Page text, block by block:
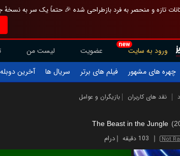
تازه و منحصر به فرد بازطراحی شده 🎉 حتماً یک سر به
new
ورود به سایت عضویت لیست من
چهره های مشهور فیلم های برتر سریال ها آخرین
نقد های کاربران بازیگران و عوامل
The Beast in the Jungle
Not 103 دقیقه درام